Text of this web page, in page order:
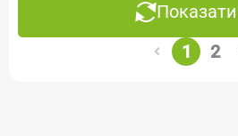
1
2